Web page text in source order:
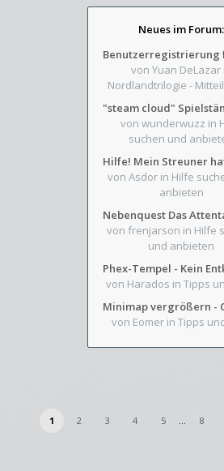
Neues im Forum:
von Yuan DeLazar
Nordlandtrilogie -
von wunderwuzz in
suchen und
von Asdor in Hilfe
anbieten
von frenjarson in Hilfe
und anbieten
von Harados in Tipps
von Eomer in Tipps
1 2 3 4 5 … 8